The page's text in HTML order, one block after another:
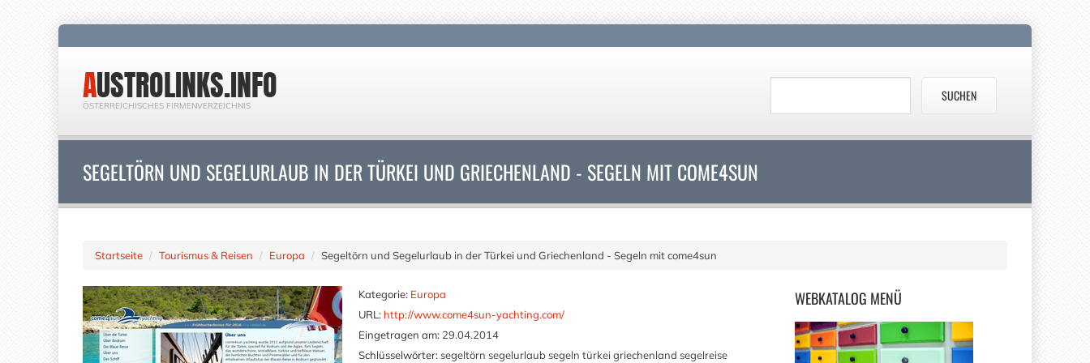
AUSTROLINKS.INFO
ÖSTERREICHISCHES FIRMENVERZEICHNIS
SEGELTÖRN UND SEGELURLAUB IN DER TÜRKEI UND GRIECHENLAND - SEGELN MIT COME4SUN
Startseite Tourismus & Reisen Europa Segeltörn und Segelurlaub in der Türkei und Griechenland - Segeln mit come4sun
WEBKATALOG MENÜ
Kategorie: Europa
URL: http://www.come4sun-yachting.com/
Eingetragen am: 29.04.2014
Schlüsselwörter: segeltörn segelurlaub segeln türkei griechenland segelreise